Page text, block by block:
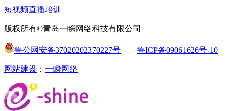
短视频直播培训
版权所有©青岛一瞬网络科技有限公司
鲁公网安备37020202370227号 鲁ICP备09061626号-10
网站建设 ： 一瞬网络